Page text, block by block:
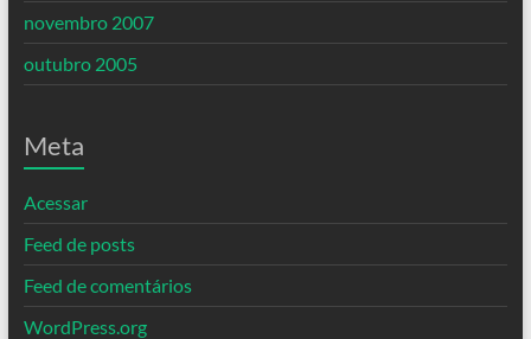
novembro 2007
outubro 2005
Meta
Acessar
Feed de posts
Feed de comentários
WordPress.org